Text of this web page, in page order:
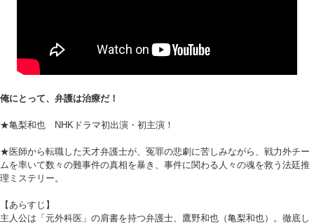
俺にとって、弁護は治療だ！
★亀梨和也 NHKドラマ初出演・初主演！
★医師から転職した天才弁護士が、冤罪の悲劇に苦しみながら、戦力外チー
ムを率いて数々の難事件の真相を暴き、事件に関わる人々の魂を救う法廷推
理ミステリー。
【あらすじ】
主人公は「元外科医」の肩書を持つ弁護士、鷹野和也（亀梨和也）。徹底し